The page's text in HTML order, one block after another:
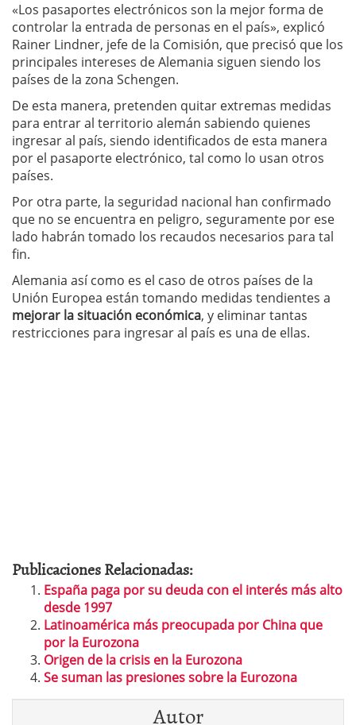
«Los pasaportes electrónicos son la mejor forma de
controlar la entrada de personas en el país», explicó
Rainer Lindner, jefe de la Comisión, que precisó que los
principales intereses de Alemania siguen siendo los
países de la zona Schengen.
De esta manera, pretenden quitar extremas medidas
para entrar al territorio alemán sabiendo quienes
ingresar al país, siendo identificados de esta manera
por el pasaporte electrónico, tal como lo usan otros
países.
Por otra parte, la seguridad nacional han confirmado
que no se encuentra en peligro, seguramente por ese
lado habrán tomado los recaudos necesarios para tal
fin.
Alemania así como es el caso de otros países de la
Unión Europea están tomando medidas tendientes a
mejorar la situación económica, y eliminar tantas
restricciones para ingresar al país es una de ellas.
Publicaciones Relacionadas:
España paga por su deuda con el interés más alto
desde 1997
Latinoamérica más preocupada por China que
por la Eurozona
Origen de la crisis en la Eurozona
Se suman las presiones sobre la Eurozona
Autor